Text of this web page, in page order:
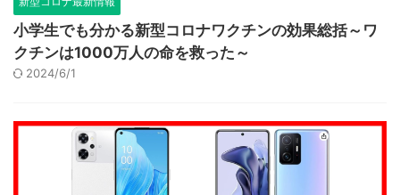
小学生でも分かる新型コロナワクチンの効果総括～ワ
クチンは1000万人の命を救った～
2024/6/1